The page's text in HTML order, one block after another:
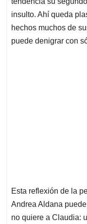
insulto. Ahí queda
hechos muchos de
puede denigrar con
Esta reflexión de la
Andrea Aldana
no quiere a Claudia: